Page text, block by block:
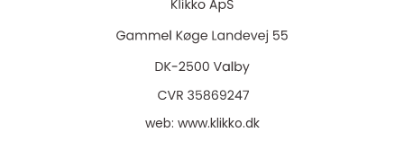
web: www.klikko.dk